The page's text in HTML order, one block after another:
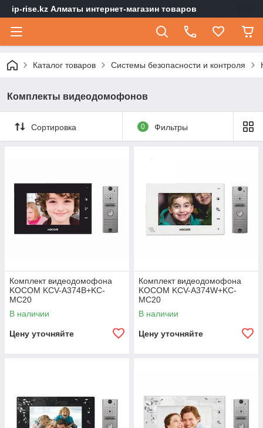
ip-rise.kz Алматы интернет-магазин товаров
Каталог товаров Системы безопасности и контроля
Комплекты видеодомофонов
Сортировка 0 Фильтры
Комплект видеодомофона
KOCOM KCV-A374B+KC-
MC20
В наличии
Цену уточняйте
Комплект видеодомофона
KOCOM KCV-A374W+KC-
MC20
В наличии
Цену уточняйте